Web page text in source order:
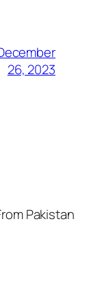
26, 2023
Pakistan